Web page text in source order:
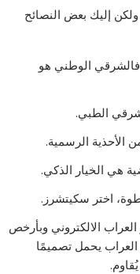
ولكن إليك بعض النصائح
فالشرقي الوطني هو
الطبي.
الأحذية الرسمية.
هي الخيار الذكي.
اختر سكيتشرز.
الالكتروني وبأرخص
يحمل تصميمًا